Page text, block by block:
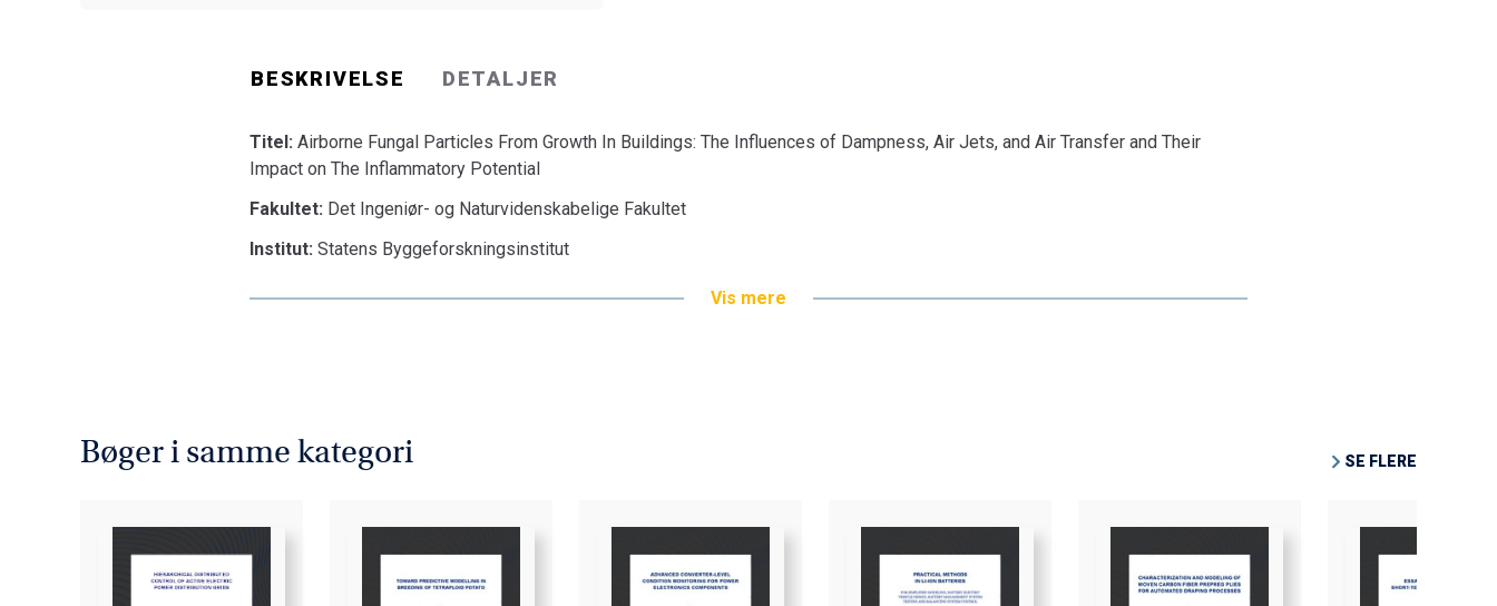
BESKRIVELSE DETALJER
Titel: Airborne Fungal Particles From Growth In Buildings: The Influences of Dampness, Air Jets, and Air Transfer and Their
Impact on The Inflammatory Potential
Fakultet: Det Ingeniør- og Naturvidenskabelige Fakultet
Institut: Statens Byggeforskningsinstitut
Vis mere
Bøger i samme kategori SE FLERE